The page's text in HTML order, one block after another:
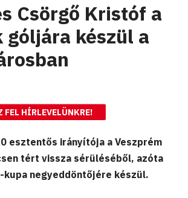
Csörgő Kristóf a
góljára készül a
FEL HÍRLEVELÜNKRE!
esztentős irányítója a Veszprém
tért vissza sérüléséből, azóta
kupa negyeddöntőjére készül.